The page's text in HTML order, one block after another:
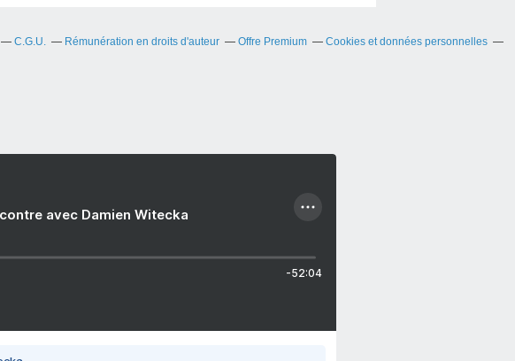
C.G.U. Rémunération en droits d'auteur Offre Premium
Cookies et données personnelles
avec Damien Witecka
-52:04